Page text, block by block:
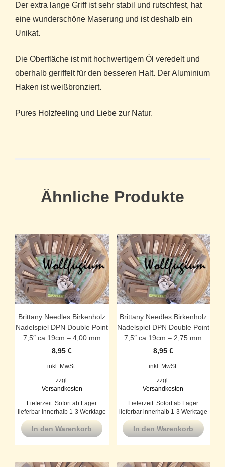
Der extra lange Griff ist sehr stabil und rutschfest, hat
eine wunderschöne Maserung und ist deshalb ein
Unikat.
Die Oberfläche ist mit hochwertigem Öl veredelt und
oberhalb geriffelt für den besseren Halt. Der Aluminium
Haken ist weißbronziert.
Pures Holzfeeling und Liebe zur Natur.
Ähnliche Produkte
Brittany Needles Birkenholz
Nadelspiel DPN Double Point
7,5″ ca 19cm – 4,00 mm
8,95€
inkl. MwSt.
zzgl.
Versandkosten
Lieferzeit:Sofort ab Lager
lieferbar innerhalb 1-3 Werktage
In den Warenkorb
Brittany Needles Birkenholz
Nadelspiel DPN Double Point
7,5″ ca 19cm – 2,75 mm
8,95 €
inkl. MwSt.
zzgl.
Versandkosten
Lieferzeit: Sofort ab Lager
lieferbar innerhalb 1-3 Werktage
In den Warenkorb